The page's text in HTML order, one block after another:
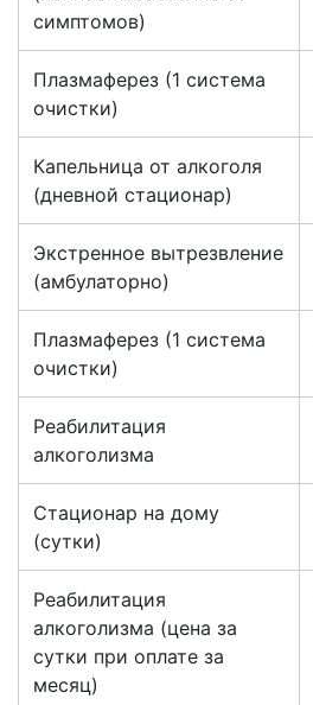
симптомов)
Плазмаферез (1 система
очистки)
Капельница от алкоголя
(дневной стационар)
Экстренное вытрезвление
(амбулаторно)
Плазмаферез (1 система
очистки)
Реабилитация
алкоголизма
Стационар на дому
(сутки)
Реабилитация
алкоголизма (цена за
сутки при оплате за
месяц)